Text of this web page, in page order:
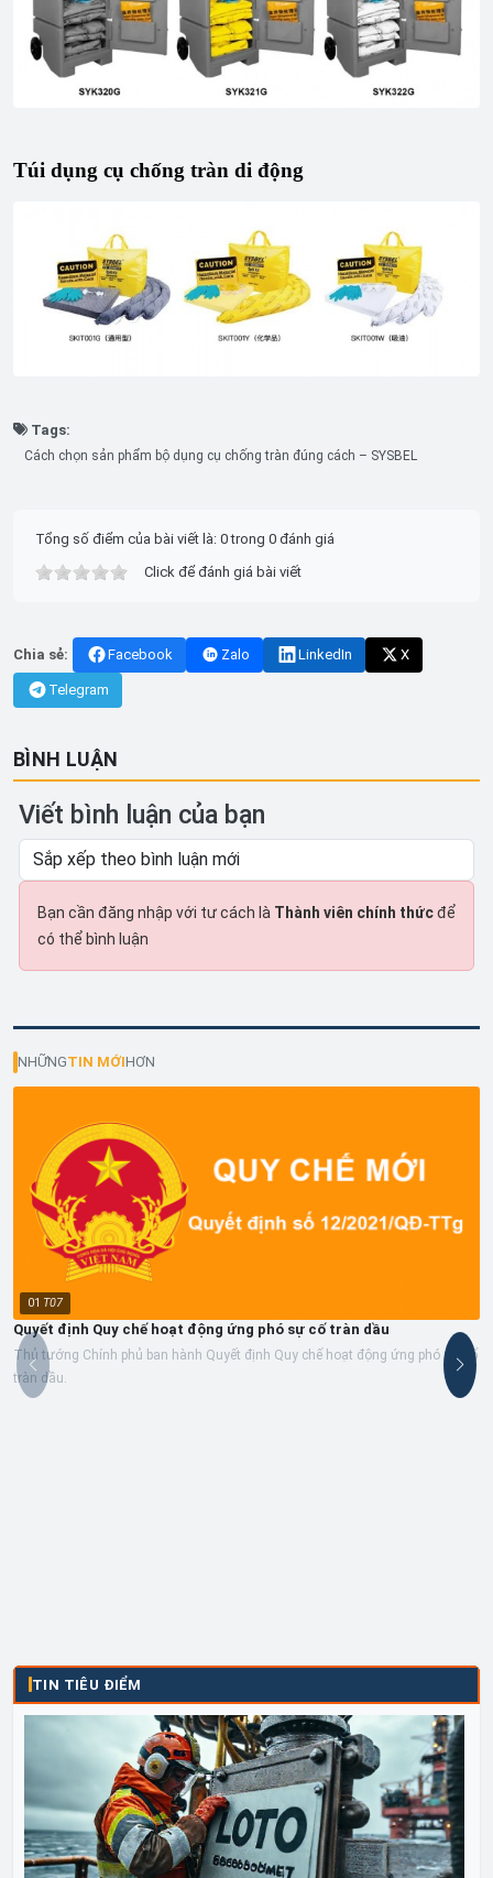
Túi dụng cụ chống tràn di động
Tags:
Cách chọn sản phẩm bộ dụng cụ chống tràn đúng cách – SYSBEL
Tổng số điểm của bài viết là: 0 trong 0 đánh giá
Click để đánh giá bài viết
Chia sẻ: Facebook Zalo LinkedIn X
Telegram
BÌNH LUẬN
Viết bình luận của bạn
Bạn cần đăng nhập với tư cách là Thành viên chính thứcđể
có thể bình luận
NHỮNGTIN MỚIHƠN
01 T07
Quyết định Quy chế hoạt động ứng phó sự cố tràn dầu
Thủ tướng Chính phủ ban hành Quyết định Quy chế hoạt động ứng phó sự cố
tràn dầu.
TIN TIÊU ĐIỂM